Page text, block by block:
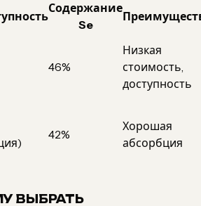
Содержание
Se
46%
Низкая
стоимость,
доступность
42%
Хорошая
абсорбция
ВЫБРАТЬ